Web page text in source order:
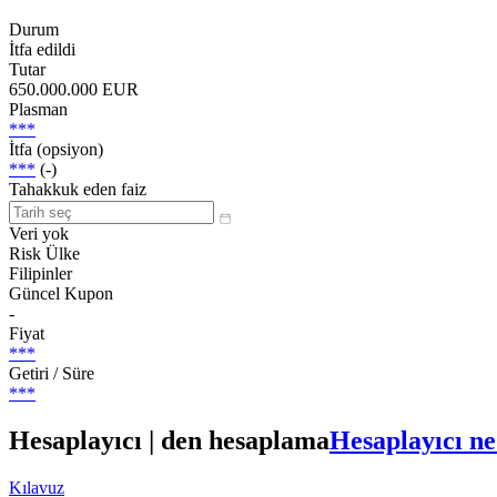
Durum
İtfa edildi
Tutar
650.000.000 EUR
Plasman
***
İtfa (opsiyon)
*** (-)
Tahakkuk eden faiz
Veri yok
Risk Ülke
Filipinler
Güncel Kupon
-
Fiyat
***
Getiri / Süre
***
Hesaplayıcı | den hesaplamaHesaplayıcı
Kılavuz